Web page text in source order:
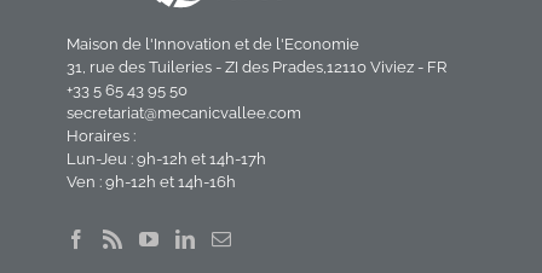
Maison de l'Innovation et de l'Economie
31, rue des Tuileries - ZI des Prades,12110 Viviez - FR
+33 5 65 43 95 50
secretariat@mecanicvallee.com
Horaires :
Lun-Jeu : 9h-12h et 14h-17h
Ven : 9h-12h et 14h-16h